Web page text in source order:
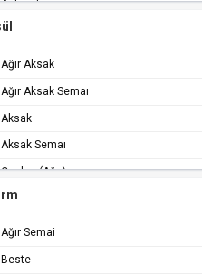
Araban Buselik
Arazbar
Arazbar Buselik
Aşkefza
Bayati
(Uşşak)
Ağır Aksak
Ağır Aksak Semaı
Aksak
Aksak Semaı
(Ağır)
i Hindi
Düyek
Muhammes
Ağır Semai
Beste